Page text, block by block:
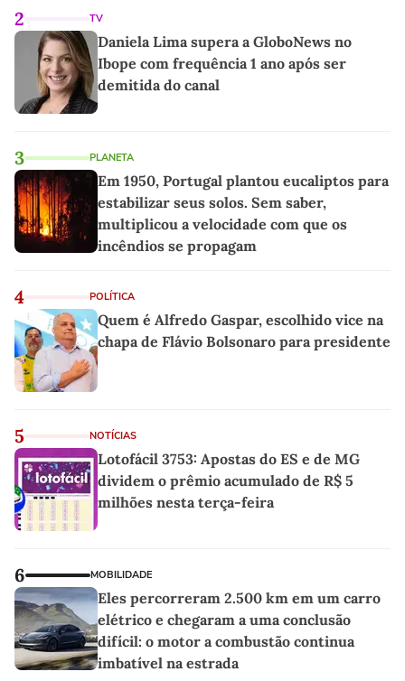
2 TV
Daniela Lima supera a GloboNews no
Ibope com frequência 1 ano após ser
demitida do canal
3 PLANETA
Em 1950, Portugal plantou eucaliptos para
estabilizar seus solos. Sem saber,
multiplicou a velocidade com que os
incêndios se propagam
4 POLÍTICA
Quem é Alfredo Gaspar, escolhido vice na
chapa de Flávio Bolsonaro para presidente
5 NOTÍCIAS
Lotofácil 3753: Apostas do ES e de MG
dividem o prêmio acumulado de R$ 5
milhões nesta terça-feira
6 MOBILIDADE
Eles percorreram 2.500 km em um carro
elétrico e chegaram a uma conclusão
difícil: o motor a combustão continua
imbatível na estrada